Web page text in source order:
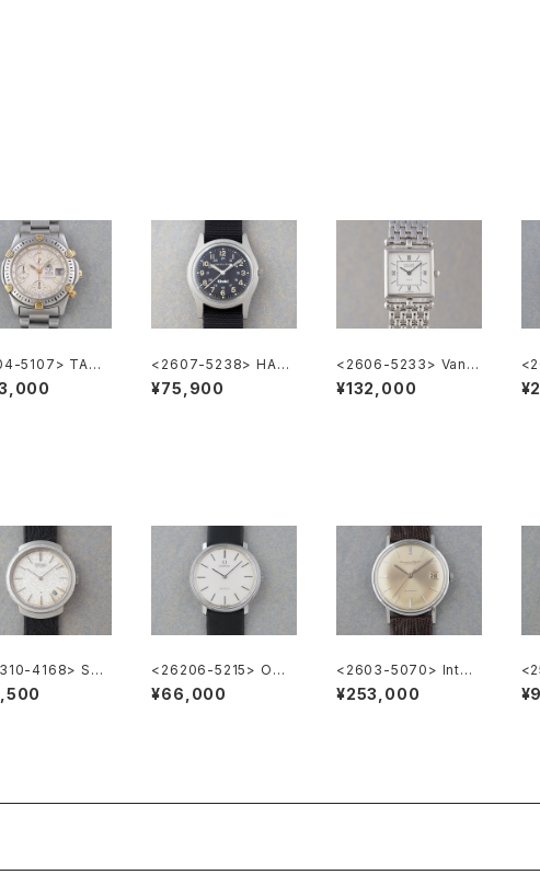
5107> TAGH
Super 2000 C
<2607-5238> HAMI
LTON Khaki
¥75,900
<2606-5233> Van C
leef & Arpels Classi
que
¥132,000
4168> SEI
0010
<26206-5215> OME
GA DE VILLE
¥66,000
<2603-5070> Inter
national Watch Co.
R807A
¥253,000